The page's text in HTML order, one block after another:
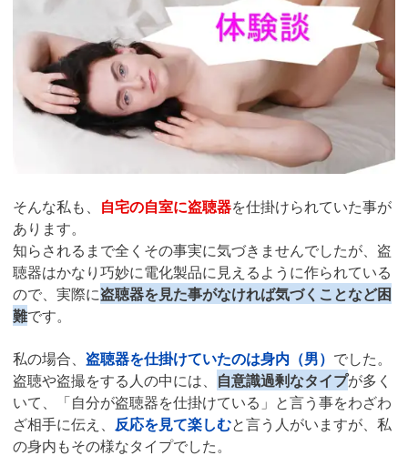
そんな私も、 自宅の自室に盗聴器を仕掛けられていた事が
あります。
知らされるまで全くその事実に気づきませんでしたが、盗
聴器はかなり巧妙に電化製品に見えるように作られている
ので、実際に盗聴器を見た事がなければ気づくことなど困
難です。
私の場合、 盗聴器を仕掛けていたのは身内（男） でした。
盗聴や盗撮をする人の中には、 自意識過剰なタイプが多く
いて、「自分が盗聴器を仕掛けている」と言う事をわざわ
ざ相手に伝え、 反応を見て楽しむと言う人がいますが、私
の身内もその様なタイプでした。